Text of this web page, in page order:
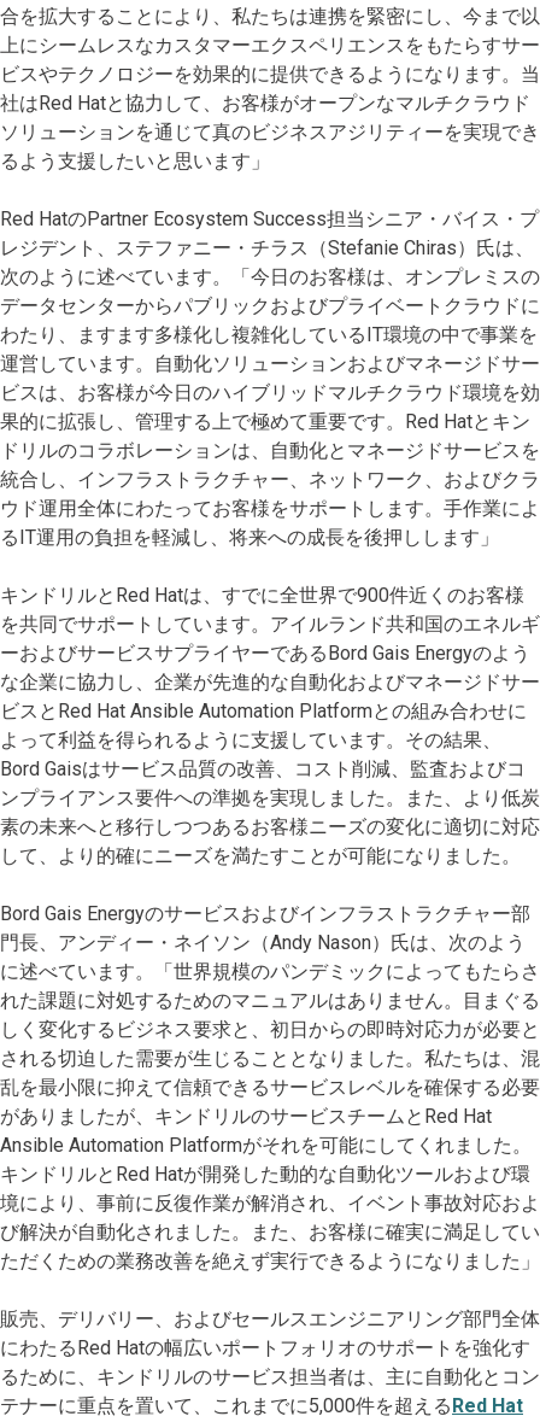
合を拡大することにより、私たちは連携を緊密にし、今まで以
上にシームレスなカスタマーエクスペリエンスをもたらすサー
ビスやテクノロジーを効果的に提供できるようになります。当
社はRed Hatと協力して、お客様がオープンなマルチクラウド
ソリューションを通じて真のビジネスアジリティーを実現でき
るよう支援したいと思います」
Red HatのPartner Ecosystem Success担当シニア・バイス・プ
レジデント、ステファニー・チラス（Stefanie Chiras）氏は、
次のように述べています。「今日のお客様は、オンプレミスの
データセンターからパブリックおよびプライベートクラウドに
わたり、ますます多様化し複雑化しているIT環境の中で事業を
運営しています。自動化ソリューションおよびマネージドサー
ビスは、お客様が今日のハイブリッドマルチクラウド環境を効
果的に拡張し、管理する上で極めて重要です。Red Hatとキン
ドリルのコラボレーションは、自動化とマネージドサービスを
統合し、インフラストラクチャー、ネットワーク、およびクラ
ウド運用全体にわたってお客様をサポートします。手作業によ
るIT運用の負担を軽減し、将来への成長を後押しします」
キンドリルとRed Hatは、すでに全世界で900件近くのお客様
を共同でサポートしています。アイルランド共和国のエネルギ
ーおよびサービスサプライヤーであるBord Gais Energyのよう
な企業に協力し、企業が先進的な自動化およびマネージドサー
ビスとRed Hat Ansible Automation Platformとの組み合わせに
よって利益を得られるように支援しています。その結果、
Bord Gaisはサービス品質の改善、コスト削減、監査およびコ
ンプライアンス要件への準拠を実現しました。また、より低炭
素の未来へと移行しつつあるお客様ニーズの変化に適切に対応
して、より的確にニーズを満たすことが可能になりました。
Bord Gais Energyのサービスおよびインフラストラクチャー部
門長、アンディー・ネイソン（Andy Nason）氏は、次のよう
に述べています。「世界規模のパンデミックによってもたらさ
れた課題に対処するためのマニュアルはありません。目まぐる
しく変化するビジネス要求と、初日からの即時対応力が必要と
される切迫した需要が生じることとなりました。私たちは、混
乱を最小限に抑えて信頼できるサービスレベルを確保する必要
がありましたが、キンドリルのサービスチームとRed Hat
Ansible Automation Platformがそれを可能にしてくれました。
キンドリルとRed Hatが開発した動的な自動化ツールおよび環
境により、事前に反復作業が解消され、イベント事故対応およ
び解決が自動化されました。また、お客様に確実に満足してい
ただくための業務改善を絶えず実行できるようになりました」
販売、デリバリー、およびセールスエンジニアリング部門全体
にわたるRed Hatの幅広いポートフォリオのサポートを強化す
るために、キンドリルのサービス担当者は、主に自動化とコン
テナーに重点を置いて、これまでに5,000件を超えるRed Hat